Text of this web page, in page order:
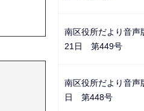
南区役所だより音
21日 第449号
南区役所だより音
日 第448号